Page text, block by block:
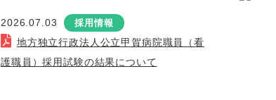
2026.07.03 採用情報
地方独立行政法人公立甲賀病院職員（看
護職員）採用試験の結果について